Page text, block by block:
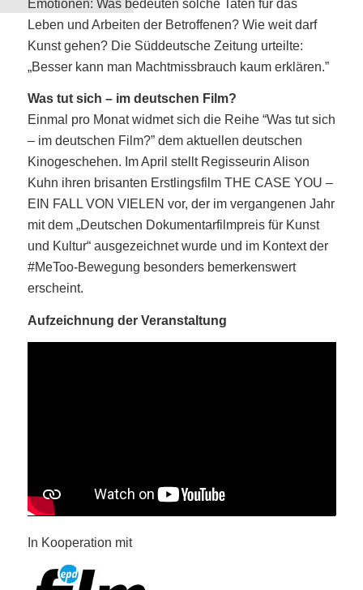
Emotionen: Was bedeuten solche Taten für das
Leben und Arbeiten der Betroffenen? Wie weit darf
Kunst gehen? Die Süddeutsche Zeitung urteilte:
„Besser kann man Machtmissbrauch kaum erklären.”
Was tut sich – im deutschen Film?
Einmal pro Monat widmet sich die Reihe “Was tut sich
– im deutschen Film?” dem aktuellen deutschen
Kinogeschehen. Im April stellt Regisseurin Alison
Kuhn ihren brisanten Erstlingsfilm THE CASE YOU –
EIN FALL VON VIELEN vor, der im vergangenen Jahr
mit dem „Deutschen Dokumentarfilmpreis für Kunst
und Kultur“ ausgezeichnet wurde und im Kontext der
#MeToo-Bewegung besonders bemerkenswert
erscheint.
Aufzeichnung der Veranstaltung
In Kooperation mit